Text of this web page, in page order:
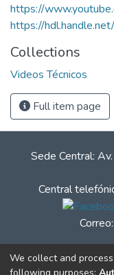
https://
https://
Collections
Videos Técnicos
Full item page
Sede Central:
Central
Correo:
We collect and